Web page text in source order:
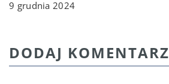
9 grudnia 2024
DODAJ KOMENTARZ